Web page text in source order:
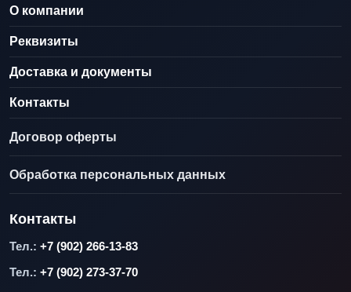
О компании
Реквизиты
Доставка и документы
Контакты
Договор оферты
Обработка персональных данных
Контакты
Тел.: +7 (902) 266-13-83
Тел.: +7 (902) 273-37-70